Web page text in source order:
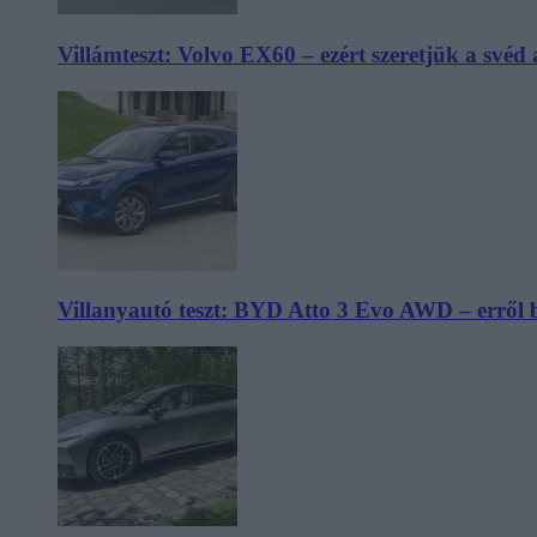
Villámteszt: Volvo EX60 – ezért szeretjük a svéd
Villanyautó teszt: BYD Atto 3 Evo AWD – erről